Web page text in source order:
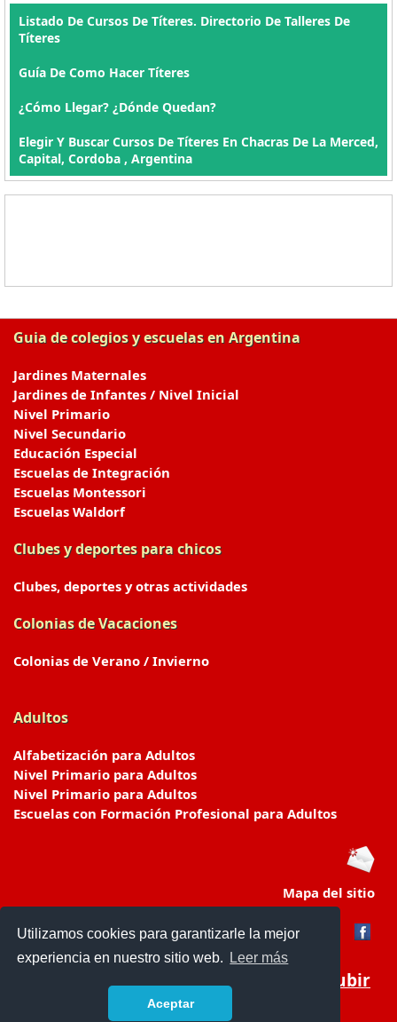
Utilizamos cookies para garantizarle la mejor
experiencia en nuestro sitio web.
Leer más
Aceptar
Listado De Cursos De Títeres. Directorio De Talleres De
Títeres
Guía De Como Hacer Títeres
¿Cómo Llegar? ¿Dónde Quedan?
Elegir Y Buscar Cursos De Títeres En Chacras De La Merced,
Capital, Cordoba , Argentina
Guia de colegios y escuelas en Argentina
Jardines Maternales
Jardines de Infantes / Nivel Inicial
Nivel Primario
Nivel Secundario
Educación Especial
Escuelas de Integración
Escuelas Montessori
Escuelas Waldorf
Clubes y deportes para chicos
Clubes, deportes y otras actividades
Colonias de Vacaciones
Colonias de Verano / Invierno
Adultos
Alfabetización para Adultos
Nivel Primario para Adultos
Nivel Primario para Adultos
Escuelas con Formación Profesional para Adultos
Mapa del sitio
Subir